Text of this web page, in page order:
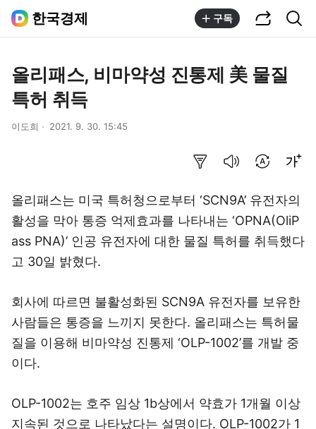
한국경제 구독
올리패스, 비마약성 진통제 美 물질
특허 취득
이도희 2021. 9. 30. 15:45
올리패스는 미국 특허청으로부터 ‘SCN9A’ 유전자의
활성을 막아 통증 억제효과를 나타내는 ‘OPNA(OliP
ass PNA)’ 인공 유전자에 대한 물질 특허를 취득했다
고 30일 밝혔다.
회사에 따르면 불활성화된 SCN9A 유전자를 보유한
사람들은 통증을 느끼지 못한다. 올리패스는 특허물
질을 이용해 비마약성 진통제 ‘OLP-1002’를 개발 중
이다.
OLP-1002는 호주 임상 1b상에서 약효가 1개월 이상
지속된 것으로 나타났다는 설명이다. OLP-1002가 1